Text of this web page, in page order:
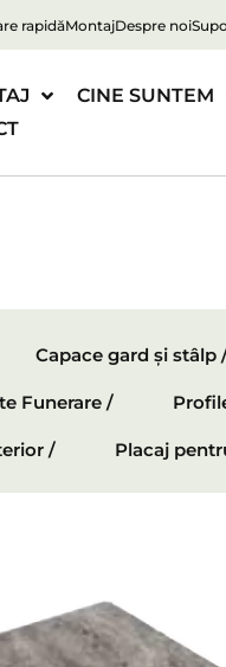
rapidăMontajDespre noi
CINE SUNTEM
Capace gard și stâlp
Funerare /
/ Placaj